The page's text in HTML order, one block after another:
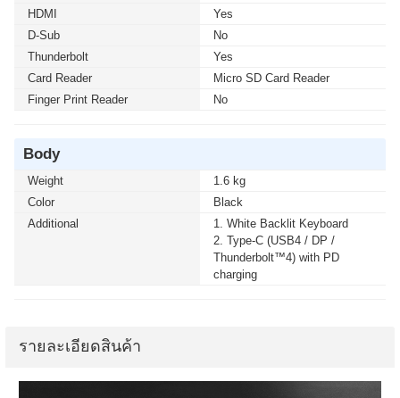
HDMI
Yes
D-Sub
No
Thunderbolt
Yes
Card Reader
Micro SD Card Reader
Finger Print Reader
No
Body
Weight
1.6 kg
Color
Black
Additional
1. White Backlit Keyboard
2. Type-C (USB4 / DP /
Thunderbolt™4) with PD
charging
รายละเอียดสินค้า